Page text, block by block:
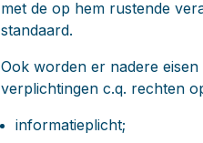
met de op hem rustende
standaard.
Ook worden er nadere
verplichtingen c.q. rechten
informatieplicht;